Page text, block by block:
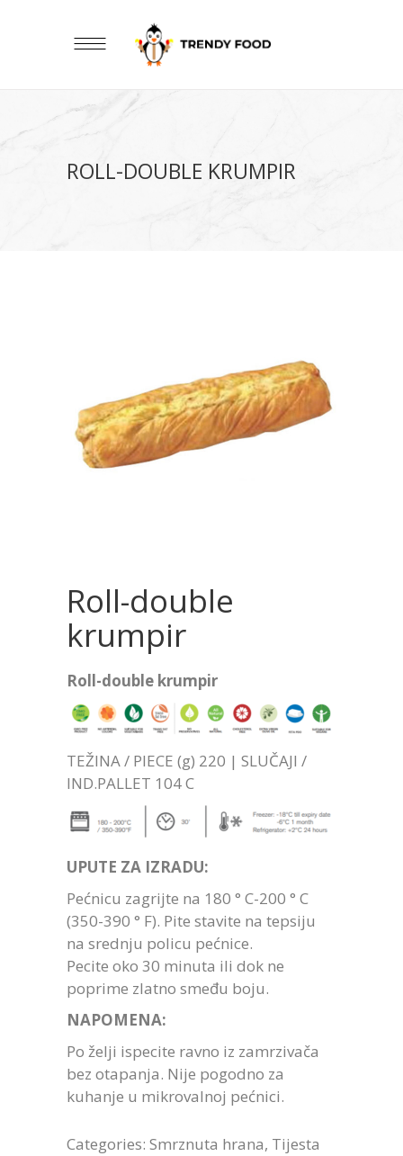
ROLL-DOUBLE KRUMPIR
Roll-double
krumpir
Roll-double krumpir
TEŽINA / PIECE (g) 220 | SLUČAJI /
IND.PALLET 104 C
UPUTE ZA IZRADU:
Pećnicu zagrijte na 180 ° C-200 ° C
(350-390 ° F). Pite stavite na tepsiju
na srednju policu pećnice.
Pecite oko 30 minuta ili dok ne
poprime zlatno smeđu boju.
NAPOMENA:
Po želji ispecite ravno iz zamrzivača
bez otapanja. Nije pogodno za
kuhanje u mikrovalnoj pećnici.
Categories: Smrznuta hrana, Tijesta